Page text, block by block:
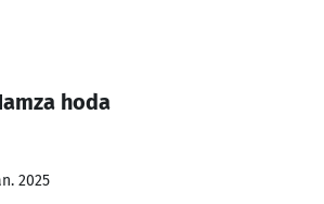
hoda
2025